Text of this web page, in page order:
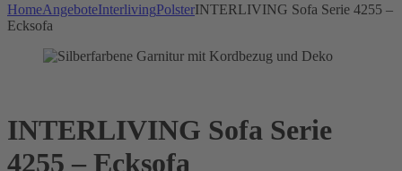
HomeAngeboteInterlivingPolsterINTERLIVING Sofa Serie 4255 –
Ecksofa
INTERLIVING Sofa Serie
4255 – Ecksofa